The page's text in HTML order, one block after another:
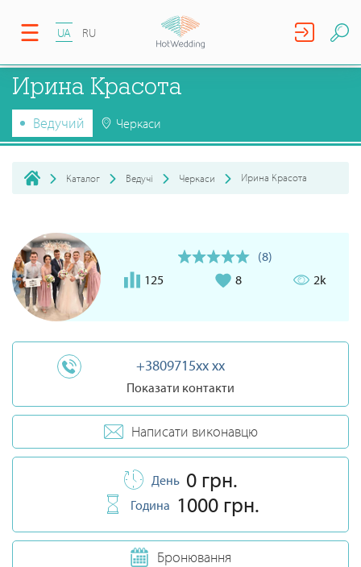
UA RU
Ирина Красота
Ведучий Черкаси
Каталог Ведучі Черкаси Ирина Красота
(8)
125
8 2k
+3809715xx xx
Показати контакти
Написати виконавцю
День 0 грн.
Година 1000 грн.
Бронювання